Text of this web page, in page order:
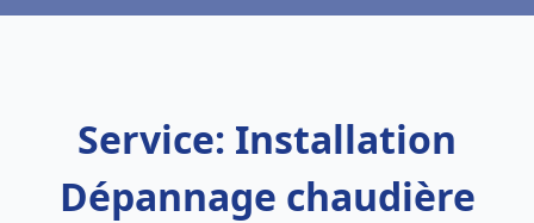
Service: Installation
Dépannage chaudière